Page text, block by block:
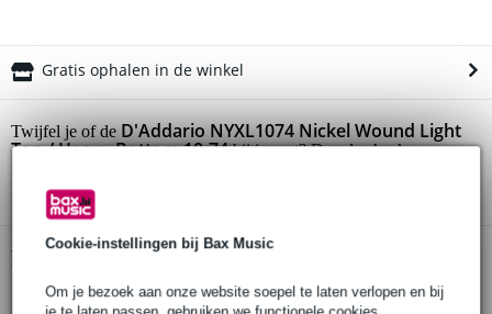
Cookie-instellingen bij Bax Music
Om je bezoek aan onze website soepel te laten verlopen en bij
Gratis ophalen in de winkel
Twijfel je of deD'Addario NYXL1074 Nickel Wound Light
Top / Heavy Bottom 10-74bij je past? Doe de check.
Productinformatie
set van 8 snaren